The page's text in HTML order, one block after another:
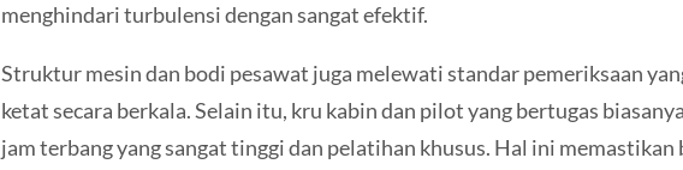
menghindari turbulensi dengan sangat efektif.
Struktur mesin dan bodi pesawat juga melewati standar pemeriksaan
ketat secara berkala. Selain itu, kru kabin dan pilot yang bertugas
jam terbang yang sangat tinggi dan pelatihan khusus. Hal ini memastikan